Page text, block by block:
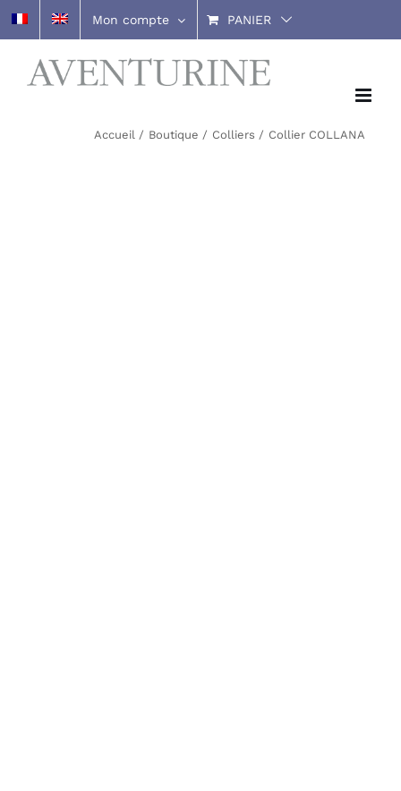
Passer
au
contenu
Mon compte PANIER
Accueil Boutique Colliers Collier COLLANA